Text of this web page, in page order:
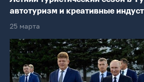
автотуризм и креативные
25 марта